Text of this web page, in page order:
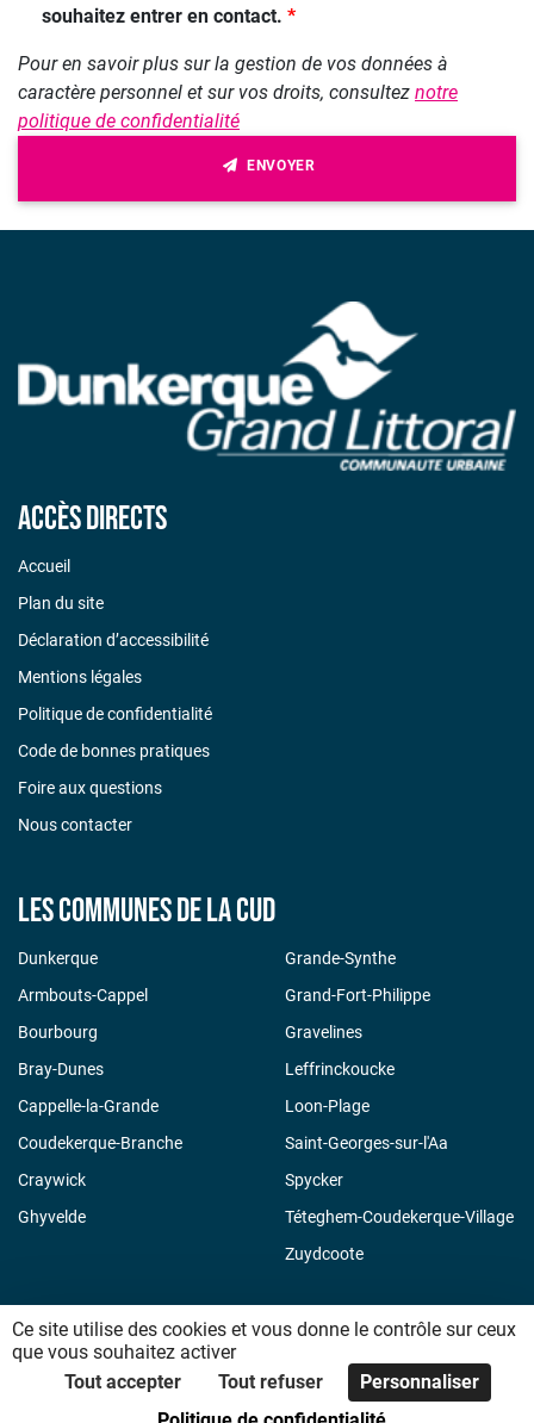
souhaitez entrer en contact.
Pour en savoir plus sur la gestion de vos données à
caractère personnel et sur vos droits, consultez notre
politique de confidentialité
ENVOYER
Accès directs
Accueil
Plan du site
Déclaration d’accessibilité
Mentions légales
Politique de confidentialité
Code de bonnes pratiques
Foire aux questions
Nous contacter
Les communes de la CUD
Dunkerque
Armbouts-Cappel
Bourbourg
Bray-Dunes
Cappelle-la-Grande
Coudekerque-Branche
Craywick
Ghyvelde
Grande-Synthe
Grand-Fort-Philippe
Gravelines
Leffrinckoucke
Loon-Plage
Saint-Georges-sur-l'Aa
Spycker
Téteghem-Coudekerque-Village
Zuydcoote
Plateforme développée en France par HACKTIV
Ce site utilise des cookies et vous donne le contrôle sur ceux
que vous souhaitez activer
Tout accepter
Tout refuser
Personnaliser